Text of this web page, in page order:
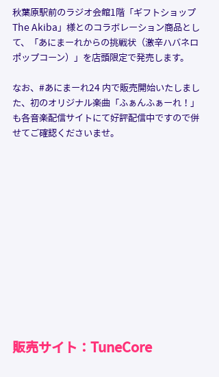
秋葉原駅前のラジオ会館1階「ギフトショップ
The Akiba」様とのコラボレーション商品とし
て、「あにまーれからの挑戦状（激辛ハバネロ
ポップコーン）」を店頭限定で発売します。
なお、#あにまーれ24 内で販売開始いたしまし
た、初のオリジナル楽曲「ふぁんふぁーれ！」
も各音楽配信サイトにて好評配信中ですので併
せてご確認くださいませ。
販売サイト：TuneCore